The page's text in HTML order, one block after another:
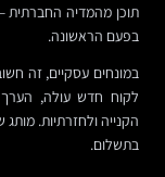
תוכן מהמדיה
בפעם הראשונה.
במונחים עסקיים, זה
לקוח חדש עולה,
הקנייה ולחזרתיות.
בתשלום.